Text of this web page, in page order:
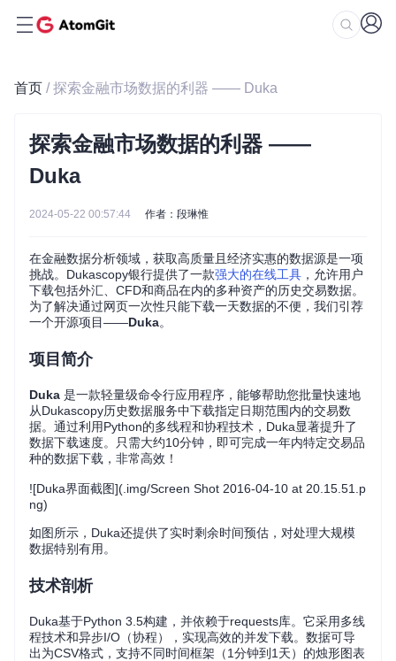
首页 / 探索金融市场数据的利器 —— Duka
探索金融市场数据的利器 ——
Duka
2024-05-22 00:57:44 作者：段琳惟
在金融数据分析领域，获取高质量且经济实惠的数据源是一项
挑战。Dukascopy银行提供了一款强大的在线工具 ，允许用户
下载包括外汇、CFD和商品在内的多种资产的历史交易数据。
为了解决通过网页一次性只能下载一天数据的不便，我们引荐
一个开源项目——Duka。
项目简介
Duka 是一款轻量级命令行应用程序，能够帮助您批量快速地
从Dukascopy历史数据服务中下载指定日期范围内的交易数
据。通过利用Python的多线程和协程技术，Duka显著提升了
数据下载速度。只需大约10分钟，即可完成一年内特定交易品
种的数据下载，非常高效！
![Duka界面截图](.img/Screen Shot 2016-04-10 at 20.15.51.p
ng)
如图所示，Duka还提供了实时剩余时间预估，对处理大规模
数据特别有用。
技术剖析
Duka基于Python 3.5构建，并依赖于requests库。它采用多线
程技术和异步I/O（协程），实现高效的并发下载。数据可导
出为CSV格式，支持不同时间框架（1分钟到1天）的烛形图表